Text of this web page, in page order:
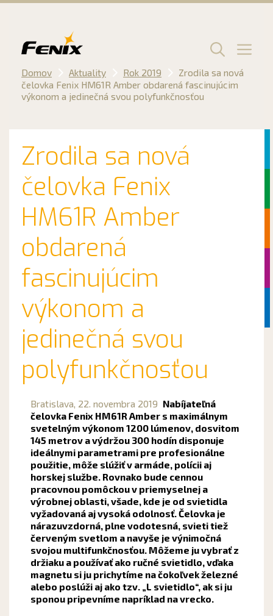
Menu
Domov Aktuality Rok 2019
Zrodila sa nová
čelovka Fenix HM61R Amber obdarená fascinujúcim
výkonom a jedinečná svou polyfunkčnosťou
Zrodila sa nová
čelovka Fenix
HM61R Amber
obdarená
fascinujúcim
výkonom a
jedinečná svou
polyfunkčnosťou
Bratislava, 22. novembra 2019 Nabíjateľná
čelovka Fenix HM61R Amber s maximálnym
svetelným výkonom 1200 lúmenov, dosvitom
145 metrov a výdržou 300 hodín disponuje
ideálnymi parametrami pre profesionálne
použitie, môže slúžiť v armáde, polícii aj
horskej službe. Rovnako bude cennou
pracovnou pomôckou v priemyselnej a
výrobnej oblasti, všade, kde je od svietidla
vyžadovaná aj vysoká odolnosť. Čelovka je
nárazuvzdorná, plne vodotesná, svieti tiež
červeným svetlom a navyše je výnimočná
svojou multifunkčnosťou. Môžeme ju vybrať z
držiaku a používať ako ručné svietidlo, vďaka
magnetu si ju prichytíme na čokoľvek železné
alebo poslúži aj ako tzv. „L svietidlo“, ak si ju
sponou pripevníme napríklad na vrecko.